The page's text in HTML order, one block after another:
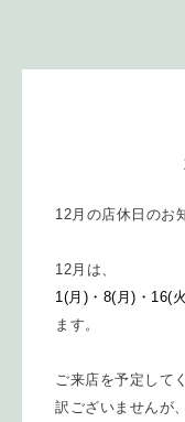
12月の店休日のお
12月は、
1(月)・8(月)・16(
ます。
ご来店を予定して
訳ございませんが